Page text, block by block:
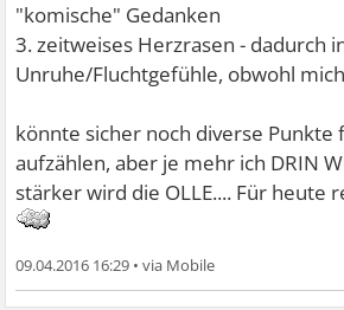
"komische" Gedanken
3. zeitweises Herzrasen - dadurch
Unruhe/Fluchtgefühle, obwohl
könnte sicher noch diverse Punkte
aufzählen, aber je mehr ich DRIN
stärker wird die OLLE.... Für heute
09.04.2016 16:29 •